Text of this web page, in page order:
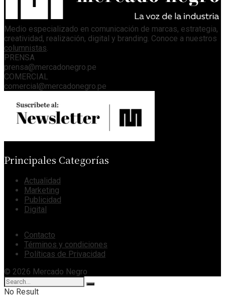
Medio especializado en comunicación de marcas, estrategia,
creatividad, realización, digital y branding. Conoce a nuestros
columnistas.
PRENSA
prensa@mercadonegro.pe
COMERCIAL
comercial@mercadonegro.pe
Principales Categorías
Actualidad
Marketing
Publicidad
Digital
Contacto
Términos y condiciones
Políticas de Privacidad
© 2026 Mercado Negro
No Result